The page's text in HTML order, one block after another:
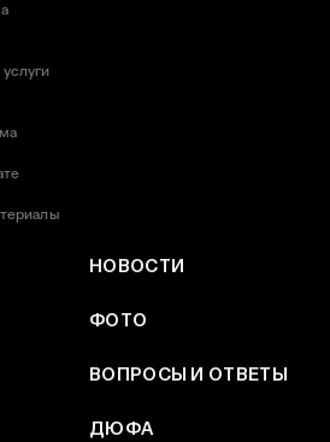
НОВОСТИ
ФОТО
ВОПРОСЫ И ОТВЕТЫ
ДЮФА